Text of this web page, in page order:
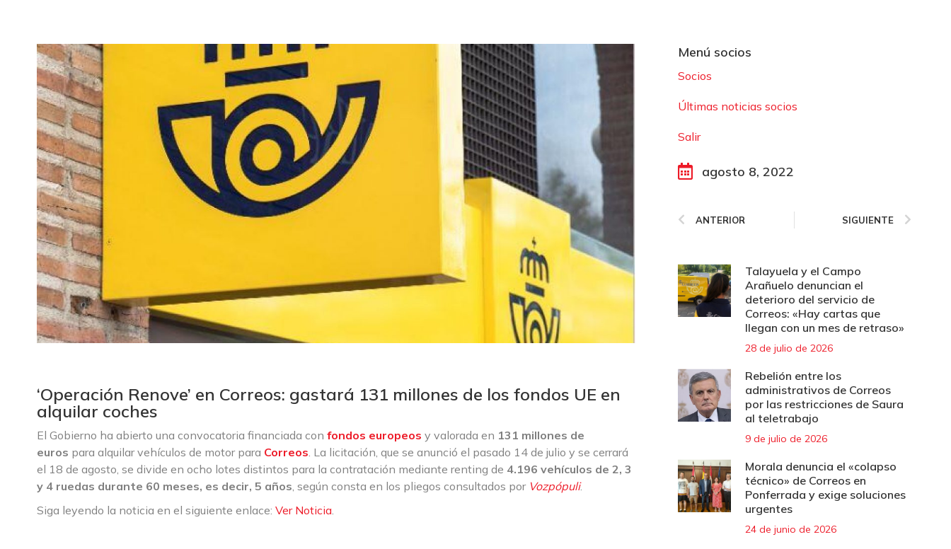
‘Operación Renove’ en Correos: gastará 131 millones de los fondos UE en
alquilar coches
El Gobierno ha abierto una convocatoria financiada con fondos europeos y valorada en 131 millones de
euros para alquilar vehículos de motor para Correos . La licitación, que se anunció el pasado 14 de julio y se cerrará
el 18 de agosto, se divide en ocho lotes distintos para la contratación mediante renting de 4.196 vehículos de 2, 3
y 4 ruedas durante 60 meses, es decir, 5 años , según consta en los pliegos consultados por Vozpópuli.
Siga leyendo la noticia en el siguiente enlace: Ver Noticia
Menú socios
Socios
Últimas noticias socios
Salir
agosto 8, 2022
ANTERIOR SIGUIENTE
Talayuela y el Campo
Arañuelo denuncian el
deterioro del servicio de
Correos: «Hay cartas que
llegan con un mes de retraso»
28 de julio de 2026
Rebelión entre los
administrativos de Correos
por las restricciones de Saura
al teletrabajo
9 de julio de 2026
Morala denuncia el «colapso
técnico» de Correos en
Ponferrada y exige soluciones
urgentes
24 de junio de 2026